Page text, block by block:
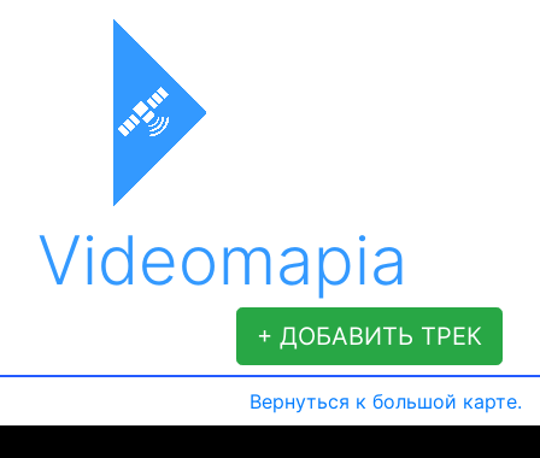
Videomapia
+ ДОБАВИТЬ ТРЕК
Вернуться к большой карте.